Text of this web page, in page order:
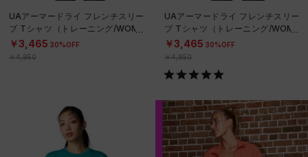
UAアーマードライ フレンチスリー
ブ Tシャツ（トレーニング/WOME
N）
￥3,465 30%OFF
￥4,950
UAアーマードライ フレンチスリー
ブ Tシャツ（トレーニング/WOME
N）
￥3,465 30%OFF
￥4,950